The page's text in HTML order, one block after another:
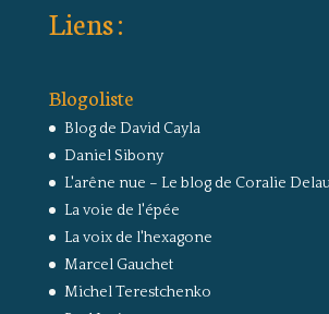
Liens :
Blogoliste
Blog de David Cayla
Daniel Sibony
L'arêne nue – Le blog de Coralie
La voie de l'épée
La voix de l'hexagone
Marcel Gauchet
Michel Terestchenko